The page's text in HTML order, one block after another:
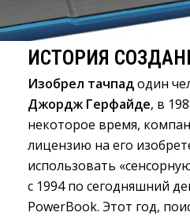
ИСТОРИЯ
Изобрел тачпадодин
Джордж Герфайде, в
некоторое время,
лицензию на его
использовать
с 1994 по сегодняшний
PowerBook. Этот год,